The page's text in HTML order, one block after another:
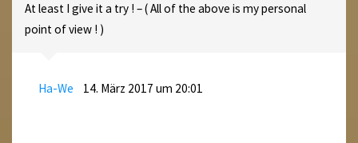
At least I give it a try ! – ( All of the above is my personal
point of view ! )
Ha-We 14. März 2017 um 20:01